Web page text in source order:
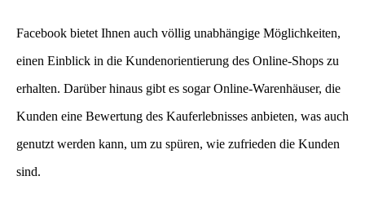
Facebook bietet Ihnen auch völlig unabhängige Möglichkeiten,
einen Einblick in die Kundenorientierung des Online-Shops zu
erhalten. Darüber hinaus gibt es sogar Online-Warenhäuser, die
Kunden eine Bewertung des Kauferlebnisses anbieten, was auch
genutzt werden kann, um zu spüren, wie zufrieden die Kunden
sind.